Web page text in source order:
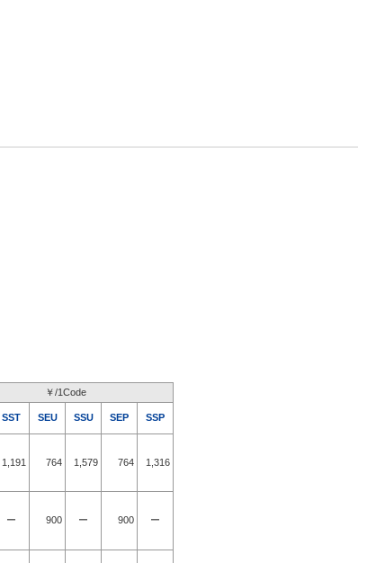
￥/1Code
SST SEU SSU SEP SSP
1,191 764 1,579 764 1,316
ー 900 ー 900 ー